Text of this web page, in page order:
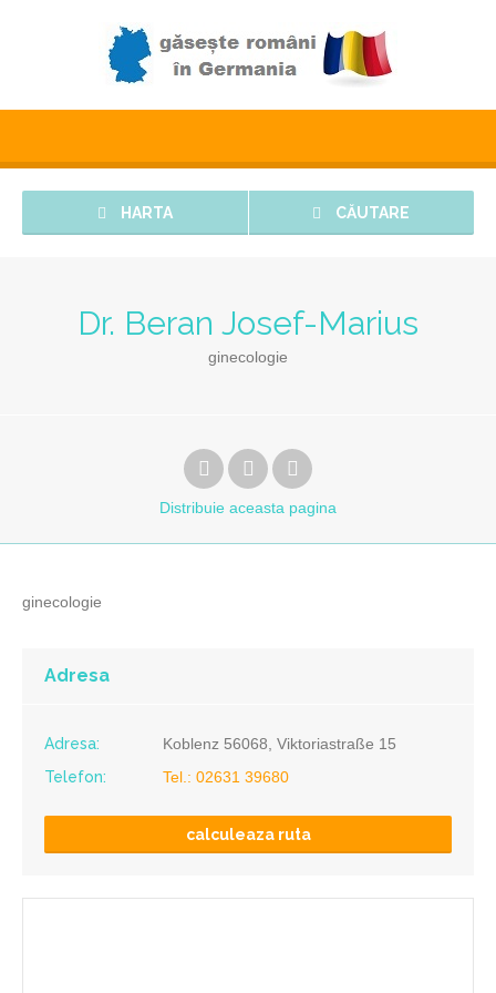
HARTA CĂUTARE
Dr. Beran Josef-Marius
ginecologie
Distribuie aceasta pagina
ginecologie
Adresa
Adresa:
Koblenz 56068, Viktoriastraße 15
Telefon:
Tel.: 02631 39680
calculeaza ruta